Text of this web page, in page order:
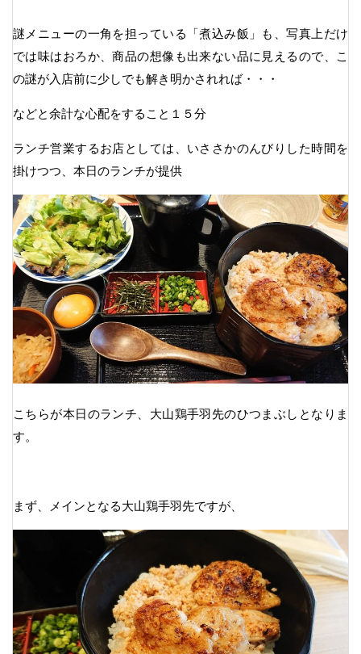
謎メニューの一角を担っている「煮込み飯」も、写真上だけ
では味はおろか、商品の想像も出来ない品に見えるので、こ
の謎が入店前に少しでも解き明かされれば・・・
などと余計な心配をすること１５分
ランチ営業するお店としては、いささかのんびりした時間を
掛けつつ、本日のランチが提供
こちらが本日のランチ、大山鶏手羽先のひつまぶしとなりま
す。
まず、メインとなる大山鶏手羽先ですが、